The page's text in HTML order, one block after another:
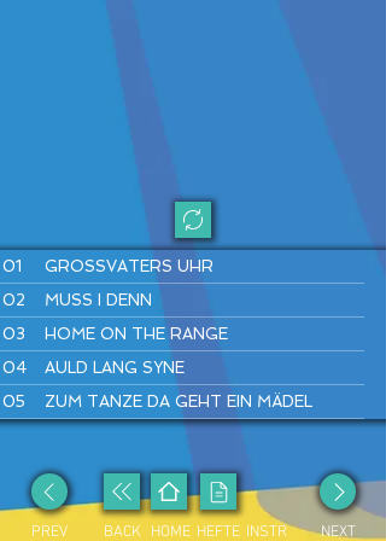
01
GROSSVATERS UHR
02
MUSS I DENN
03
HOME ON THE RANGE
04
AULD LANG SYNE
05
ZUM TANZE DA GEHT EIN MÄDEL
WARM UP
08
SIMPLE GIFTS
LUSTIG IST DAS ZIGEUNERLEBEN
PREV HEFTE
BACK INSTR
HOME NEXT